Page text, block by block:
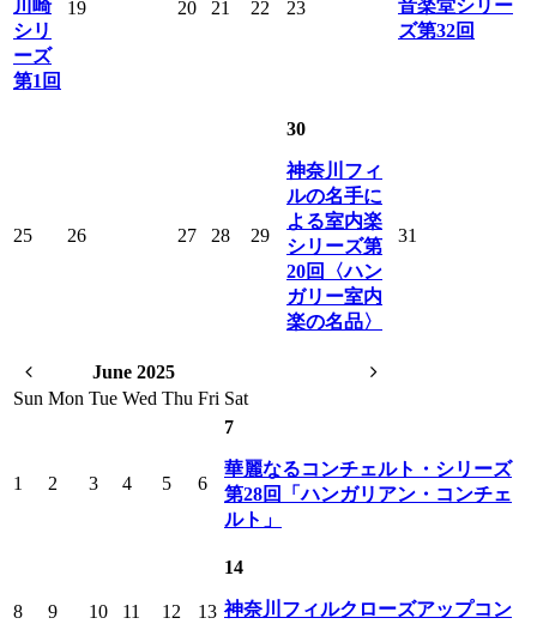
川崎
シリ
ーズ
第1回
19 20 21 22 23
音楽堂シリー
ズ第32回
25 26 27 28 29
30
神奈川フィ
ルの名手に
よる室内楽
シリーズ第
20回〈ハン
ガリー室内
楽の名品〉
31
June 2025
Sun Mon Tue Wed Thu Fri Sat
1 2 3 4 5 6
7
華麗なるコンチェルト・シリーズ
第28回「ハンガリアン・コンチェ
ルト」
8 9 10 11 12 13
14
神奈川フィルクローズアップコン